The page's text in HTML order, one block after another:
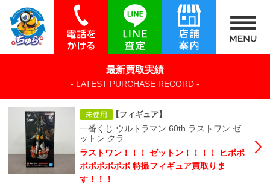
最新買取実績
- LATEST PURCHASE RECORD -
未使用 【フィギュア】
一番くじ ウルトラマン 60th ラストワン ゼ
ットン クラ...
ラストワン！！！ ゼットン！！！！ ヒポポ
ポポポポポポ 特撮フィギュア買取りま
す！！！